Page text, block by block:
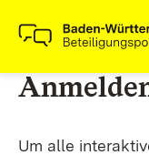
Um alle